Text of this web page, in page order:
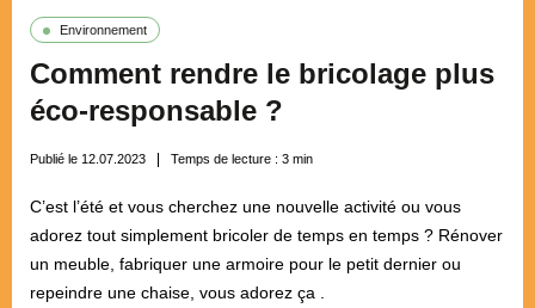
Environnement
Comment rendre le bricolage plus
éco-responsable ?
Publié le 12.07.2023 Temps de lecture : 3 min
C’est l’été et vous cherchez une nouvelle activité ou vous
adorez tout simplement bricoler de temps en temps ? Rénover
un meuble, fabriquer une armoire pour le petit dernier ou
repeindre une chaise, vous adorez ça .